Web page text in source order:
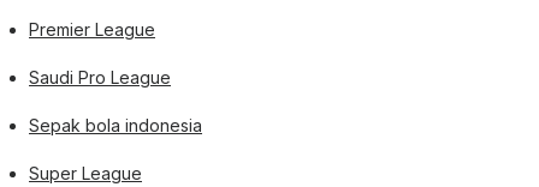
Premier League
Saudi Pro League
Sepak bola indonesia
Super League